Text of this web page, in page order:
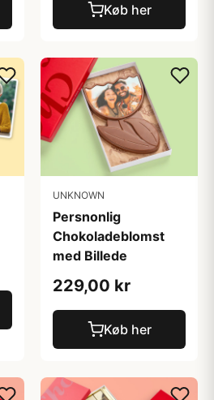
Køb her
UNKNOWN
Persnonlig
Chokoladeblomst
med Billede
229,00 kr
Køb her